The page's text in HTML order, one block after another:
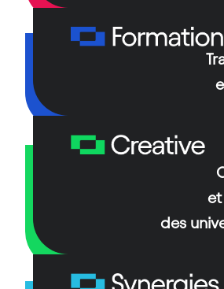
De la gestion des infrastructures à
l’externalisation des opérations
garantissons la continuité de la
Nos techniciens et ingénieurs
équipes au cœur des systèmes
de diffusion des chaînes de
des